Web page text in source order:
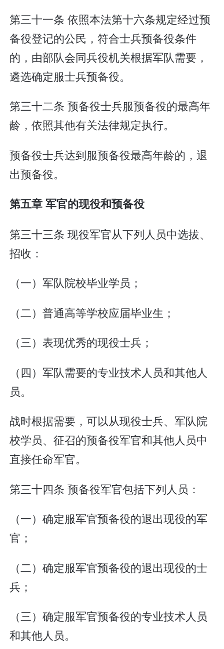
第三十一条 依照本法第十六条规定经过预
备役登记的公民，符合士兵预备役条件
的，由部队会同兵役机关根据军队需要，
遴选确定服士兵预备役。
第三十二条 预备役士兵服预备役的最高年
龄，依照其他有关法律规定执行。
预备役士兵达到服预备役最高年龄的，退
出预备役。
第五章 军官的现役和预备役
第三十三条 现役军官从下列人员中选拔、
招收：
（一）军队院校毕业学员；
（二）普通高等学校应届毕业生；
（三）表现优秀的现役士兵；
（四）军队需要的专业技术人员和其他人
员。
战时根据需要，可以从现役士兵、军队院
校学员、征召的预备役军官和其他人员中
直接任命军官。
第三十四条 预备役军官包括下列人员：
（一）确定服军官预备役的退出现役的军
官；
（二）确定服军官预备役的退出现役的士
兵；
（三）确定服军官预备役的专业技术人员
和其他人员。